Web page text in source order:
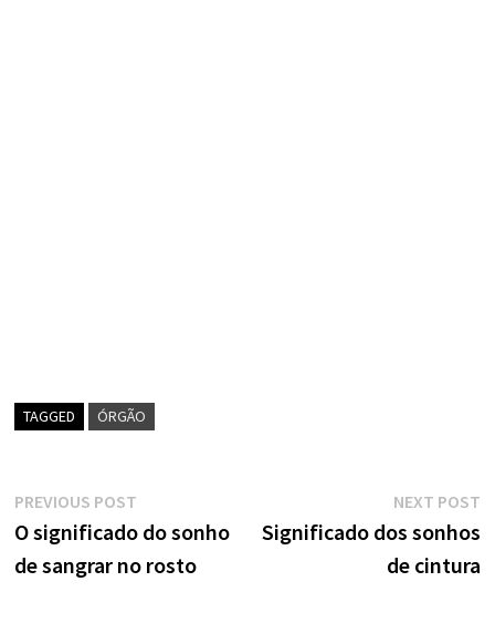
TAGGED ÓRGÃO
Navegação
de
artigos
PREVIOUS POSTPrevious
post:
O significado do sonho
de sangrar no rosto
NEXT POST
Significado dos sonhos
de cintura